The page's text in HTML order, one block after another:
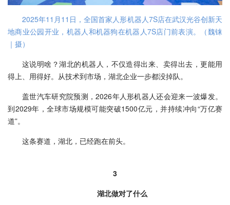
2025年11月11日，全国首家人形机器人7S店在武汉光谷创新天
地商业公园开业，机器人和机器狗在机器人7S店门前表演。（魏铼
｜摄）
这说明啥？湖北的机器人，不仅造得出来、卖得出去，更能用
得上、用得好。从技术到市场，湖北企业一步都没掉队。
盖世汽车研究院预测，2026年人形机器人还会迎来一波爆发。
到2029年，全球市场规模可能突破1500亿元，并持续冲向“万亿赛
道”。
这条赛道，湖北，已经跑在前头。
3
湖北做对了什么